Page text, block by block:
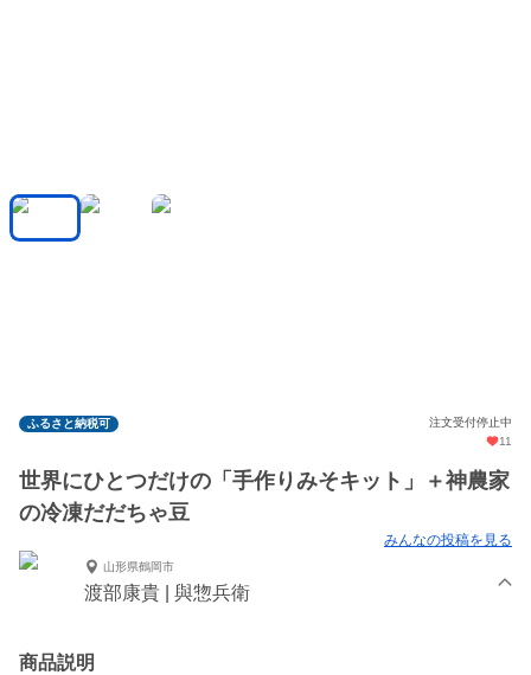
ふるさと納税可
注文受付停止中
11
世界にひとつだけの「手作りみそキット」＋神農家
の冷凍だだちゃ豆
みんなの投稿を見る
山形県鶴岡市
渡部康貴 | 與惣兵衛
商品説明